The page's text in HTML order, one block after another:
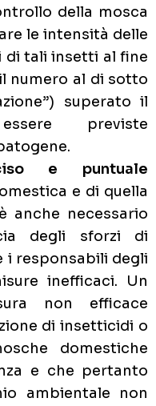
della mosca
le intensità delle
di tali insetti al fine
numero al di sotto
superato il
previste
e puntuale
e di quella
anche necessario
degli sforzi di
i responsabili degli
inefficaci. Un
non efficace
di insetticidi o
domestiche
e che pertanto
ambientale non